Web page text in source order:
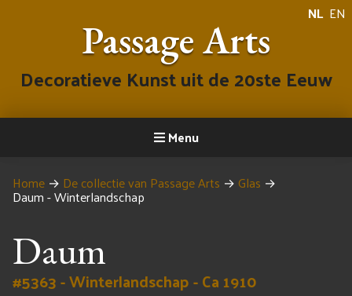
NL EN
Passage Arts
Decoratieve Kunst uit de 20ste Eeuw
Menu
Home → De collectie van Passage Arts → Glas →
Daum - Winterlandschap
Daum
#5363 - Winterlandschap - Ca 1910